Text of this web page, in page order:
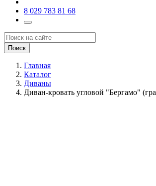
8 029 783 81 68
Поиск
Главная
Каталог
Диваны
Диван-кровать угловой "Бергамо"